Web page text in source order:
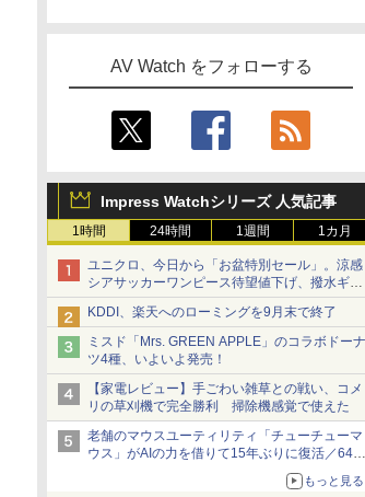
AV Watch をフォローする
Impress Watchシリーズ 人気記事
1時間 24時間 1週間 1カ月
ユニクロ、今日から「お盆特別セール」。涼感
シアサッカーワンピース待望値下げ、撥水ギア
ショーツは1990円に
KDDI、楽天へのローミングを9月末で終了
ミスド「Mrs. GREEN APPLE」のコラボドーナ
ツ4種、いよいよ発売！
【家電レビュー】手ごわい雑草との戦い、コメ
リの草刈機で完全勝利 掃除機感覚で使えた
老舗のマウスユーティリティ「チューチューマ
ウス」がAIの力を借りて15年ぶりに復活／64bit
化、Windows 10/11、「Chrome」も走り回
る。復活記念で2026年末まで500円
もっと見る